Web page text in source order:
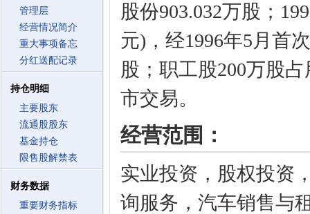
管理层
经营情况简介
重大事项备忘
分红送配记录
持仓明细
主要股东
流通股股东
基金持仓
限售股解禁表
财务数据
重要财务指标
股份903.032万股；
元)，经1996年5月首
股；职工股200万股
市交易。
经营范围：
实业投资，股权投资
询服务，汽车销售与